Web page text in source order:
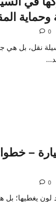
في
بل هي جزء